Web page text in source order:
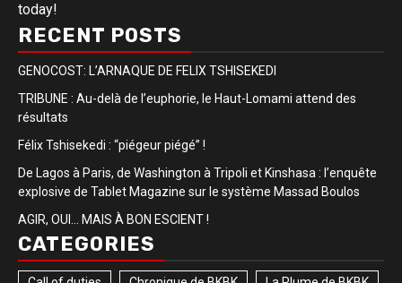
today!
RECENT POSTS
GENOCOST: L’ARNAQUE DE FELIX TSHISEKEDI
TRIBUNE : Au-delà de l’euphorie, le Haut-Lomami attend des
résultats
Félix Tshisekedi : “piégeur piégé” !
De Lagos à Paris, de Washington à Tripoli et Kinshasa : l’enquête
explosive de Tablet Magazine sur le système Massad Boulos
AGIR, OUI… MAIS À BON ESCIENT !
CATEGORIES